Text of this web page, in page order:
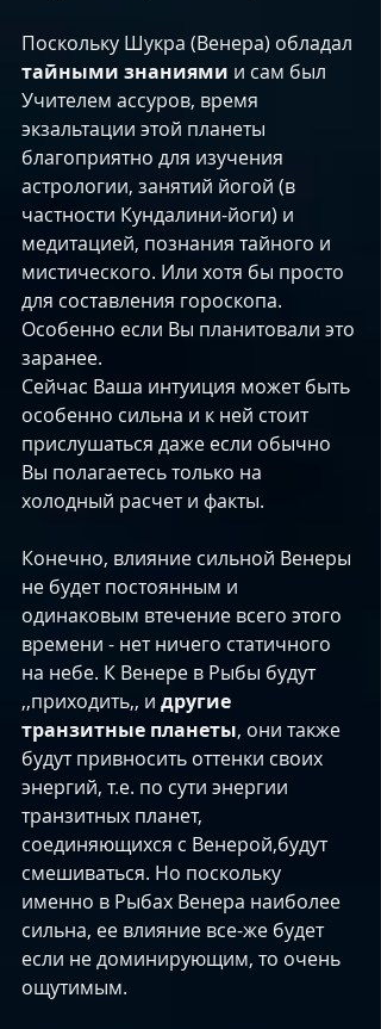
Поскольку Шукра (Венера) обладал
тайными знаниями и сам был
Учителем ассуров, время
экзальтации этой планеты
благоприятно для изучения
астрологии, занятий йогой (в
частности Кундалини-йоги) и
медитацией, познания тайного и
мистического. Или хотя бы просто
для составления гороскопа.
Особенно если Вы планитовали это
заранее.
Сейчас Ваша интуиция может быть
особенно сильна и к ней стоит
прислушаться даже если обычно
Вы полагаетесь только на
холодный расчет и факты. ​
Конечно, влияние сильной Венеры
не будет постоянным и
одинаковым втечение всего этого
времени - нет ничего статичного
на небе. К Венере в Рыбы будут
,,приходить,, и другие
транзитные планеты, они также
будут привносить оттенки своих
энергий, т.е. по сути энергии
транзитных планет,
соединяющихся с Венерой,будут
смешиваться. Но поскольку
именно в Рыбах Венера наиболее
сильна, ее влияние все-же будет
если не доминирующим, то очень
ощутимым.​